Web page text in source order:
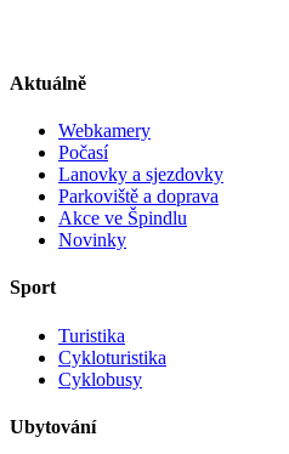
Aktuálně
Webkamery
Počasí
Lanovky a sjezdovky
Parkoviště a doprava
Akce ve Špindlu
Novinky
Sport
Turistika
Cykloturistika
Cyklobusy
Ubytování